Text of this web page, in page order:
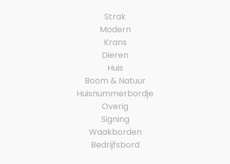
Strak
Modern
Krans
Dieren
Huis
Boom & Natuur
Huisnummerbordje
Overig
Signing
Waakborden
Bedrijfsbord